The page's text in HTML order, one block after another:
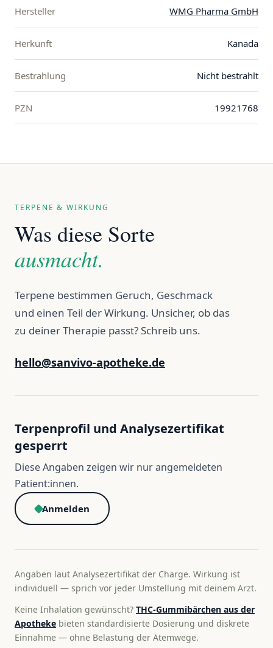
Hersteller WMG Pharma GmbH
Herkunft Kanada
Bestrahlung Nicht bestrahlt
PZN 19921768
TERPENE & WIRKUNG
Was diese Sorte
ausmacht.
Terpene bestimmen Geruch, Geschmack
und einen Teil der Wirkung. Unsicher, ob das
zu deiner Therapie passt? Schreib uns.
hello@sanvivo-apotheke.de
Terpenprofil und Analysezertifikat
gesperrt
Diese Angaben zeigen wir nur angemeldeten
Patient:innen.
Anmelden
Angaben laut Analysezertifikat der Charge. Wirkung ist
individuell — sprich vor jeder Umstellung mit deinem Arzt.
Keine Inhalation gewünscht? THC-Gummibärchen aus der
Apotheke bieten standardisierte Dosierung und diskrete
Einnahme — ohne Belastung der Atemwege.